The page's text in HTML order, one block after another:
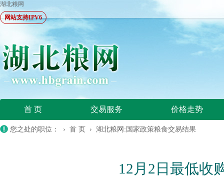
湖北粮网
网站支持IPV6
首 页 交易服务 价格走势
您之处的职位： › 首 页 › 湖北粮网:国家政策粮食交易结果
12月2日最低收